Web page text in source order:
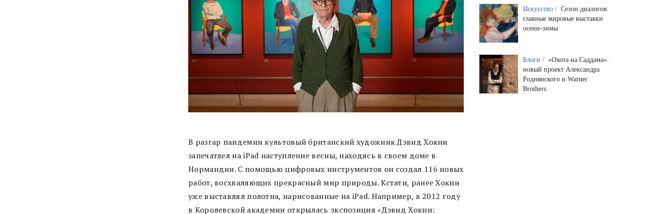
В разгар пандемии культовый британский художник Дэвид Хокни
запечатлел на iPad наступление весны, находясь в своем доме в
Нормандии. С помощью цифровых инструментов он создал 116 новых
работ, восхваляющих прекрасный мир природы. Кстати, ранее Хокни
уже выставлял полотна, нарисованные на iPad. Например, в 2012 году
в Королевской академии открылась экспозиция «Дэвид Хокни:
Искусство / Сезон диалогов:
главные мировые выставки
осени-зимы
Блоги / «Охота на Саддама»:
новый проект Александра
Роднянского и Warner
Brothers